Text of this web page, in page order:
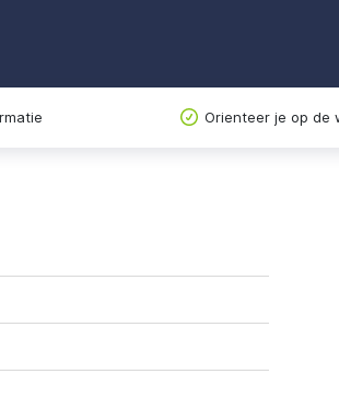
Orienteer je op de